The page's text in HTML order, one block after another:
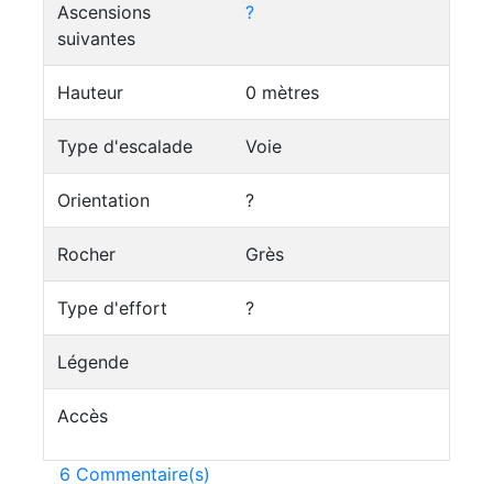
Ascensions
suivantes
?
Hauteur 0 mètres
Type d'escalade Voie
Orientation ?
Rocher Grès
Type d'effort ?
Légende
Accès
6 Commentaire(s)